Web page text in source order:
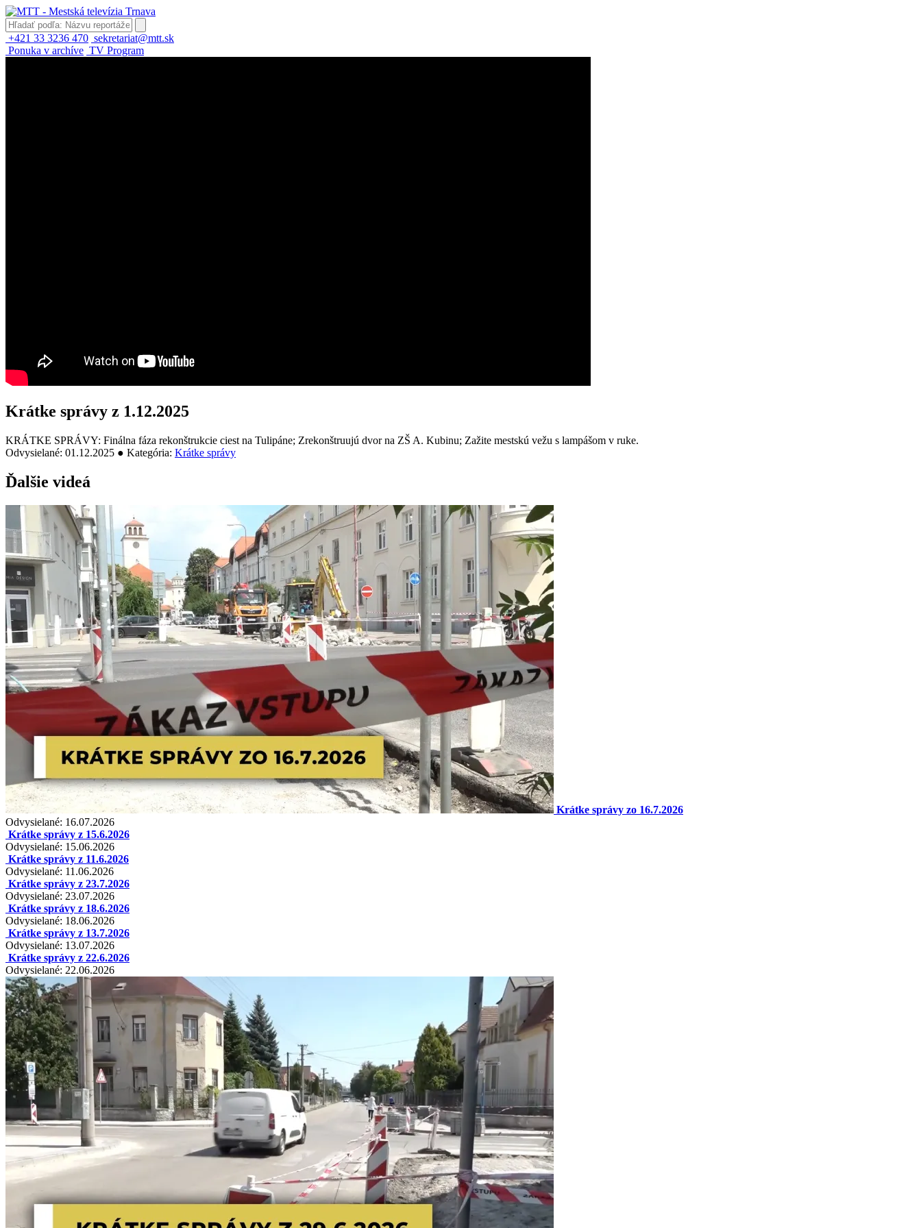
+421 33 3236 470 sekretariat@mtt.sk
Ponuka v archíve TV Program
Krátke správy z 1.12.2025
KRÁTKE SPRÁVY: Finálna fáza rekonštrukcie ciest na Tulipáne; Zrekonštruujú dvor na ZŠ A. Kubinu; Zažite mestskú vežu s lampášom v ruke.
Odvysielané: 01.12.2025 ● Kategória: Krátke správy
Ďalšie videá
Krátke správy zo 16.7.2026
Odvysielané: 16.07.2026
Krátke správy z 15.6.2026
Odvysielané: 15.06.2026
Krátke správy z 11.6.2026
Odvysielané: 11.06.2026
Krátke správy z 23.7.2026
Odvysielané: 23.07.2026
Krátke správy z 18.6.2026
Odvysielané: 18.06.2026
Krátke správy z 13.7.2026
Odvysielané: 13.07.2026
Krátke správy z 22.6.2026
Odvysielané: 22.06.2026